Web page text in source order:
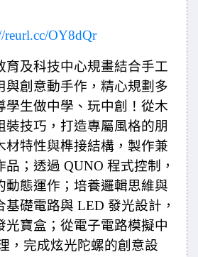
reurl.cc/OY8dQr
育及科技中心規畫結合手工
與創意動手作，精心規劃多
學生做中學、玩中創！從木
裝技巧，打造專屬風格的朋
材特性與榫接結構，製作兼
；透過 QUNO 程式控制，
動態運作；培養邏輯思維與
礎電路與 LED 發光設計，
光寶盒；從電子電路模擬中
，完成炫光陀螺的創意設